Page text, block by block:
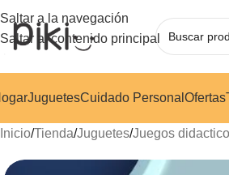
Saltar a la navegación
Saltar al contenido principal
JuguetesCuidado Personal Ofertas
Inicio/Tienda/Juguetes/Juegos